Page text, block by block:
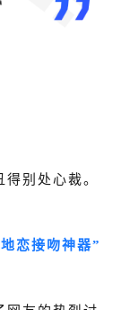
别处心裁。
恋接吻神器”